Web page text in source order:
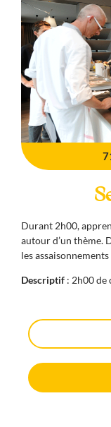
Durant 2h00,
autour d’un thème.
les
Descriptif : 2h00 de